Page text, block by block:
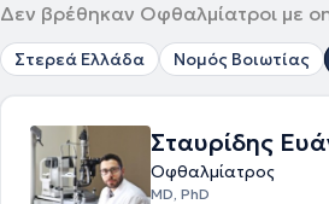
Δεν βρέθηκαν Οφθαλμίατροι με
Στερεά Ελλάδα Νομός Βοιωτίας
Σταυρίδης
Οφθαλμίατρος
MD, PhD